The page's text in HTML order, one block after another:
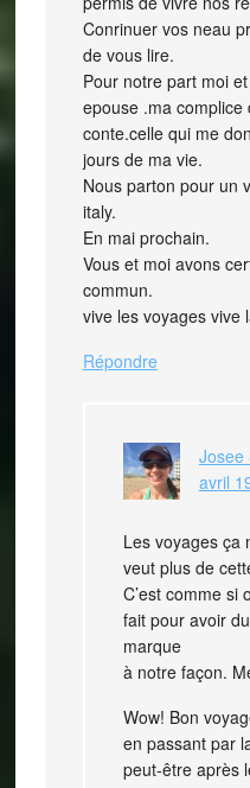
Conrinuer vos neau
de vous lire.
Pour notre part moi
epouse .ma
conte.celle qui me
jours de ma vie.
Nous parton pour un
italy.
En mai prochain.
Vous et moi avons
commun.
vive les voyages vive
Répondre
Josee
avril
Les voyages
veut plus de
C’est comme si
fait pour avoir
marque
à notre façon.
Wow! Bon
en passant par
peut-être après